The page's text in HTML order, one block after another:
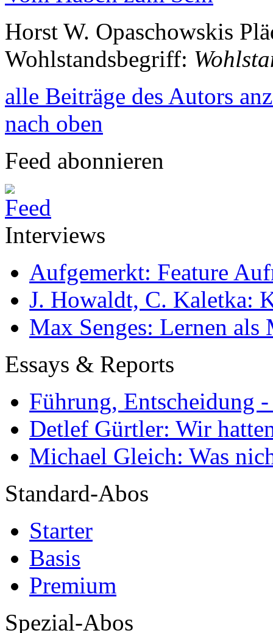
Horst W. Opaschowskis
Wohlstandsbegriff:
alle Beiträge des Autors
nach oben
Feed abonnieren
Interviews
Aufgemerkt: Feature
J. Howaldt, C. Kaletka:
Max Senges: Lernen als
Essays & Reports
Führung, Entscheidung
Detlef Gürtler: Wir
Michael Gleich: Was
Standard-Abos
Starter
Basis
Premium
Spezial-Abos